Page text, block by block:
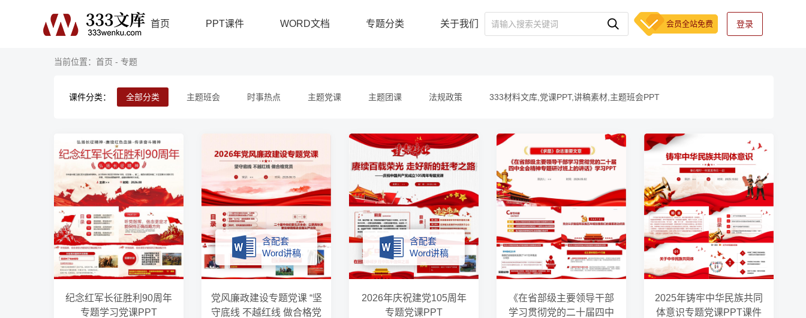
首页 PPT课件 WORD文档 专题分类 关于我们 会员全站免费 登录
当前位置： 首页 - 专题
课件分类： 全部分类 主题班会 时事热点 主题党课 主题团课 法规政策 333材料文库,党课PPT,讲稿素材,主题班会PPT
纪念红军长征胜利90周年
专题学习党课PPT
党风廉政建设专题党课 “坚
守底线 不越红线 做合格党
含配套
Word讲稿
2026年庆祝建党105周年
专题党课PPT
含配套
Word讲稿
《在省部级主要领导干部
学习贯彻党的二十届四中
2025年铸牢中华民族共同
体意识专题党课PPT课件